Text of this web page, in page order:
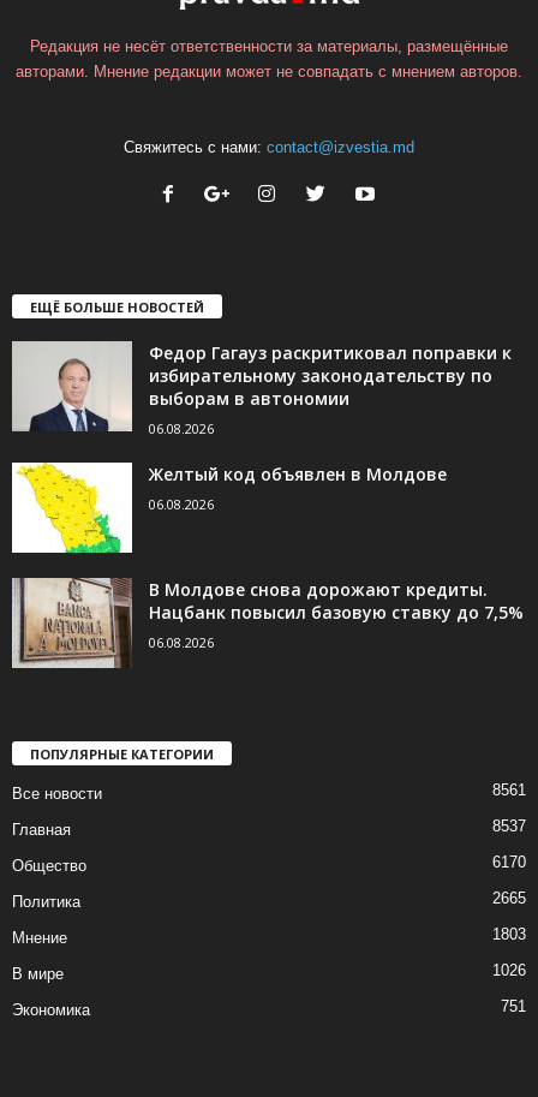
Редакция не несёт ответственности за материалы, размещённые
авторами. Мнение редакции может не совпадать с мнением авторов.
Свяжитесь с нами: contact@izvestia.md
ЕЩЁ БОЛЬШЕ НОВОСТЕЙ
Федор Гагауз раскритиковал поправки к
избирательному законодательству по
выборам в автономии
06.08.2026
Желтый код объявлен в Молдове
06.08.2026
В Молдове снова дорожают кредиты.
Нацбанк повысил базовую ставку до 7,5%
06.08.2026
ПОПУЛЯРНЫЕ КАТЕГОРИИ
Все новости 8561
Главная 8537
Общество 6170
Политика 2665
Мнение 1803
В мире 1026
Экономика 751